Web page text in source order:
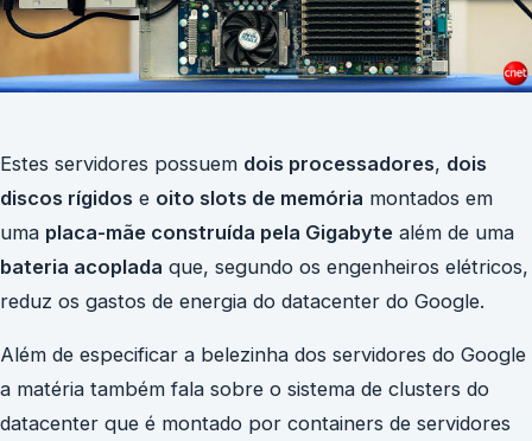
Estes servidores possuem dois processadores, dois
discos rígidos e oito slots de memória montados em
uma placa-mãe construída pela Gigabyte além de uma
bateria acoplada que, segundo os engenheiros elétricos,
reduz os gastos de energia do datacenter do Google.
Além de especificar a belezinha dos servidores do Google
a matéria também fala sobre o sistema de clusters do
datacenter que é montado por containers de servidores